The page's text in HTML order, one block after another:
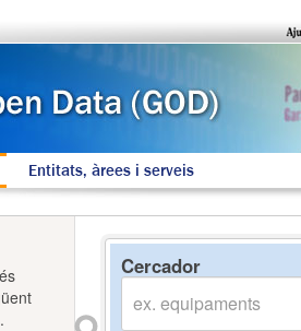
Entitats, àrees i serveis
Cercador